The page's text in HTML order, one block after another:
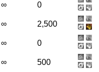
∞ 0
∞ 2,500
∞ 0
∞ 500